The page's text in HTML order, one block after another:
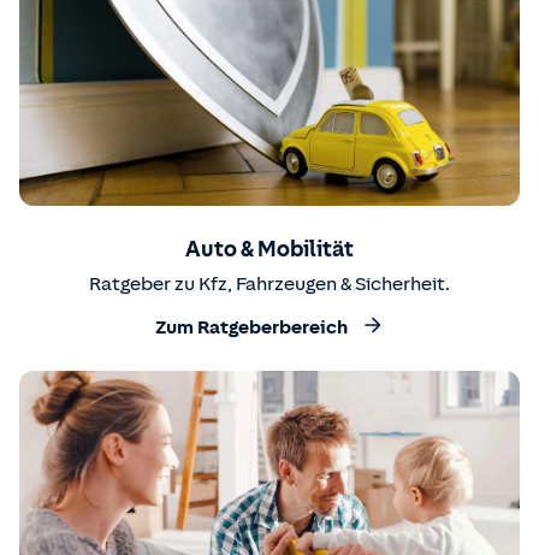
Auto & Mobilität
Ratgeber zu Kfz, Fahrzeugen & Sicherheit.
Zum Ratgeberbereich